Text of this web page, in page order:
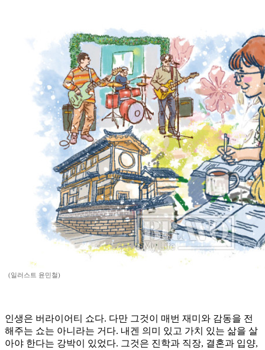
(일러스트 윤민철)
인생은 버라이어티 쇼다. 다만 그것이 매번 재미와 감동을 전
해주는 쇼는 아니라는 거다. 내겐 의미 있고 가치 있는 삶을 살
아야 한다는 강박이 있었다. 그것은 진학과 직장, 결혼과 입양,